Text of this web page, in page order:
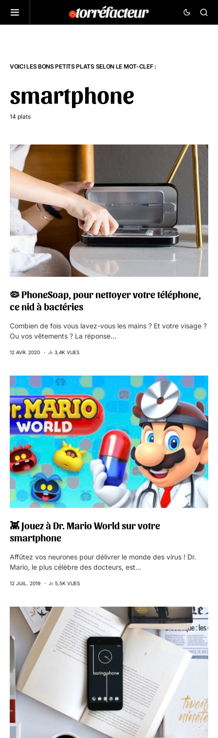
VOICI LES BONS PETITS PLATS SELON LE MOT-CLEF :
smartphone
14 plats
🦠 PhoneSoap, pour nettoyer votre téléphone,
ce nid à bactéries
Combien de fois vous lavez-vous les mains ? Et votre visage ?
Ou vos vêtements ? La réponse…
12 AVR. 2020 3,4K VUES
👾 Jouez à Dr. Mario World sur votre
smartphone
Affûtez vos neurones pour délivrer le monde des virus ! Dr.
Mario, le plus célèbre des docteurs, est…
12 JUIL. 2019 5,5K VUES